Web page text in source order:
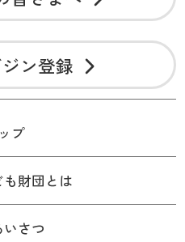
ン登録
プ
財団とは
さつ